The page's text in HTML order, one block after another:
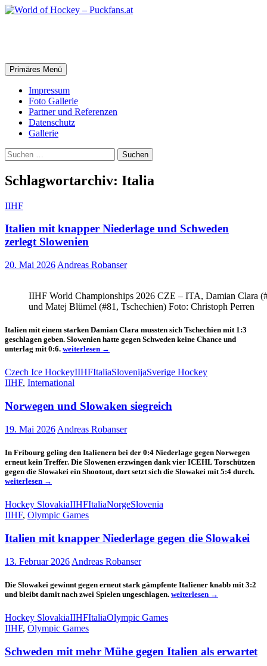
Zum
Suchen
Primäres Menü
Impressum
Foto Gallerie
Partner und Referenzen
Datenschutz
Gallerie
Suchen
nach:
Schlagwortarchiv: Italia
IIHF
Italien mit knapper Niederlage und Schweden
zerlegt Slowenien
20. Mai 2026 Andreas Robanser
IIHF World Championships 2026 CZE – ITA, Damian Clara
und Matej Blümel (#81, Tschechien) Foto: Christoph Perren
Italien mit einem starken Damian Clara mussten sich Tschechien mit 1:3
geschlagen geben. Slowenien hatte gegen Schweden keine Chance und
unterlag mit 0:6. Italien
knapper
Niederlage
und
zerlegt
weiterlesen →
Czech Ice HockeyIIHFItaliaSlovenijaSverige Hockey
IIHF, International
Norwegen und Slowaken siegreich
19. Mai 2026 Andreas Robanser
In Fribourg geling den Italienern bei der 0:4 Niederlage gegen Norwegen
erneut kein Treffer. Die Slowenen erzwingen dank vier ICEHL Torschützen
gegen die Slowakei ein Shootout, dort setzt sich die Slowakei mit 5:4 durch.
weiterlesen →
Hockey SlovakiaIIHFItaliaNorgeSlovenia
IIHF, Olympic Games
Italien mit knapper Niederlage gegen die Slowakei
13. Februar 2026 Andreas Robanser
Die Slowakei gewinnt gegen erneut stark gämpfente Italiener knabb mit 3:2
und bleibt damit nach zwei Spielen ungeschlagen. Italien
Slowakei
weiterlesen →
Hockey SlovakiaIIHFItaliaOlympic Games
IIHF, Olympic Games
Schweden mit mehr Mühe gegen Italien als erwartet